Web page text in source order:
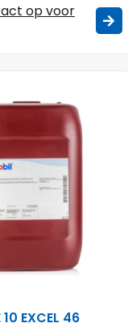
op voor
EXCEL 46